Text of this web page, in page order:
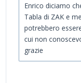
Enrico diciamo
Tabla di ZAK e
potrebbero
cui non
grazie